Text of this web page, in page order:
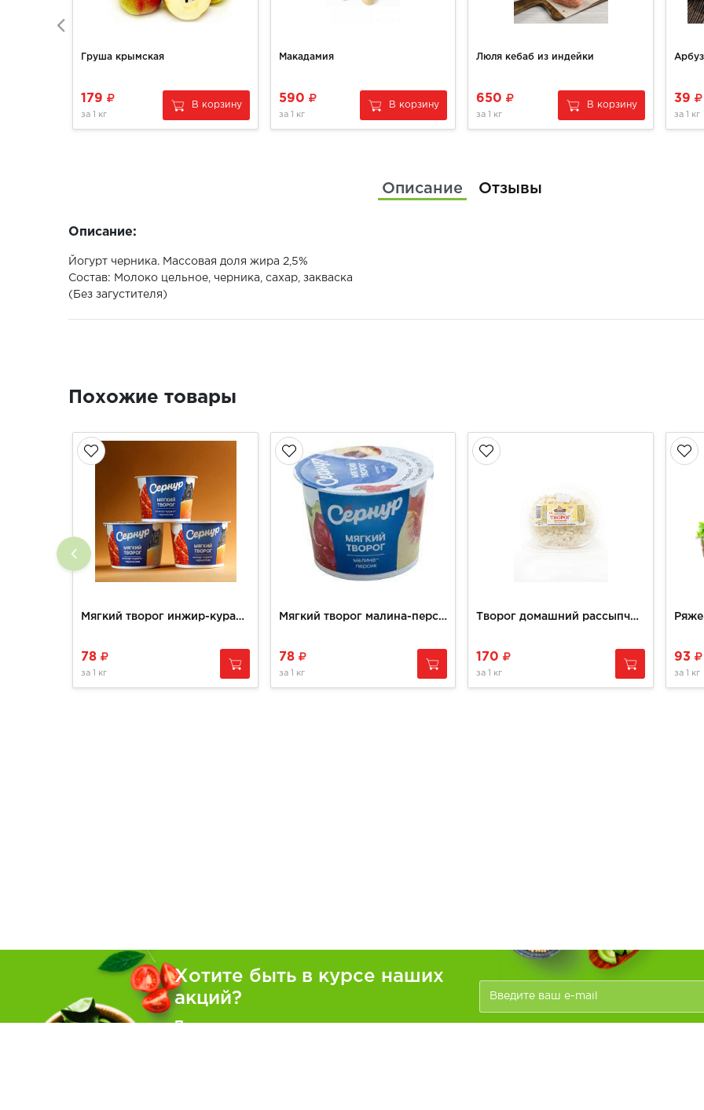
Груша крымская
179
за 1 кг
В корзину
Макадамия
590
за 1 кг
В корзину
Люля кебаб из индейки
650
за 1 кг
В корзину
Арбуз
39
за 1 кг
Описание Отзывы
Описание:
Йогурт черника. Массовая доля жира 2,5%
Состав: Молоко цельное, черника, сахар, закваска
(Без загустителя)
Похожие товары
Мягкий творог инжир-курага-чернослив Сернур
78
за 1 кг
Мягкий творог малина-персик Сернур
78
за 1 кг
Творог домашний рассыпчатый 0,25кг мдж 5%, КФХ РУЗАНОВ
170
за 1 кг
93
за 1 кг
Хотите быть в курсе наших
акций?
Подпишитесь на рассылку